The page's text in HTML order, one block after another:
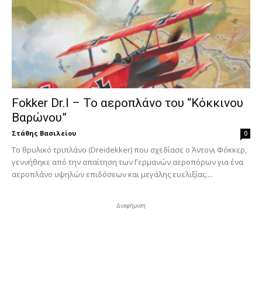
Fokker Dr.I – To αεροπλάνο του “Κόκκινου
Βαρώνου”
Στάθης Βασιλείου - 0
Tο θρυλικό τριπλάνο (Dreidekker) που σχεδίασε ο Άντονι Φόκκερ,
γεννήθηκε από την απαίτηση των Γερμανών αεροπόρων για ένα
αεροπλάνο υψηλών επιδόσεων και μεγάλης ευελιξίας....
Διαφήμιση